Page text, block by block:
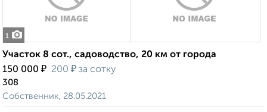
1
Участок 8 сот., садоводство, 20 км от города
150 000 ₽ 200 ₽ за сотку
308
Собственник, 28.05.2021